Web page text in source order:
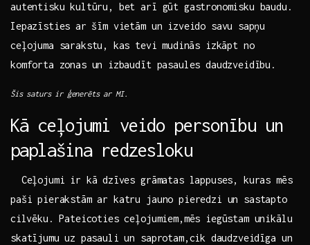
autentisku ‍kultūru, bet arī gūt gastronomisku ‌baudu.⁣
Iepazīsties ar⁣ šīm vietām un ‍izveido savu ⁣sapņu
ceļojuma sarakstu,⁣ kas tevi ⁤mudinās ‌izkāpt​ no
komforta zonas un ⁤izbaudīt‌ pasaules daudzveidību.
Šis saturs ir ģenerēts ‌ar MI.
Kā ceļojumi veido personību un
paplašina redzesloku
‍ ​ Ceļojumi​ ir kā ⁣dzīves‍ grāmatas lappuses, kuras mēs
paši pierakstām ar katru jauno pieredzi un sastapto
⁤cilvēku. Pateicoties ceļojumiem,mēs iegūstam unikālu
‍skatījumu ⁤uz pasauli un saprotam,cik ⁤daudzveidīga un